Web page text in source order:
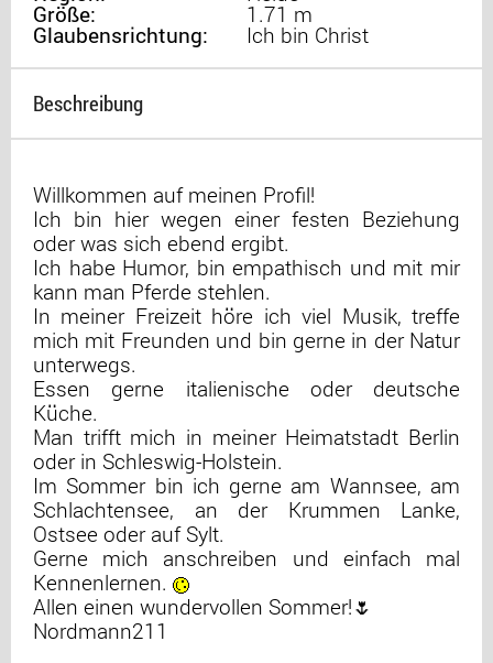
Größe: 1.71 m
Glaubensrichtung: Ich bin Christ
Beschreibung
Willkommen auf meinen Profil!
Ich bin hier wegen einer festen Beziehung
oder was sich ebend ergibt.
Ich habe Humor, bin empathisch und mit mir
kann man Pferde stehlen.
In meiner Freizeit höre ich viel Musik, treffe
mich mit Freunden und bin gerne in der Natur
unterwegs.
Essen gerne italienische oder deutsche
Küche.
Man trifft mich in meiner Heimatstadt Berlin
oder in Schleswig-Holstein.
Im Sommer bin ich gerne am Wannsee, am
Schlachtensee, an der Krummen Lanke,
Ostsee oder auf Sylt.
Gerne mich anschreiben und einfach mal
Kennenlernen.
Allen einen wundervollen Sommer!🌷
Nordmann211